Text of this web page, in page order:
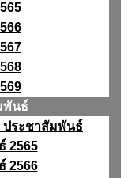
พันธ์
ประชาสัมพันธ์
2565
2566